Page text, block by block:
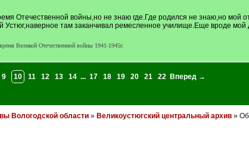
Отечественной войны,но не знаю где.Где родился не знаю,но мой
Устюг,наверное там заканчивал ремесленное училище.Еще вроде
Великой Отечественной войны 1941-1945г.
9 10 11 12 13 14 ... 17 18 19 20 21 22
Вперед →
Вологодской области» Великоустюгский центральный архив »